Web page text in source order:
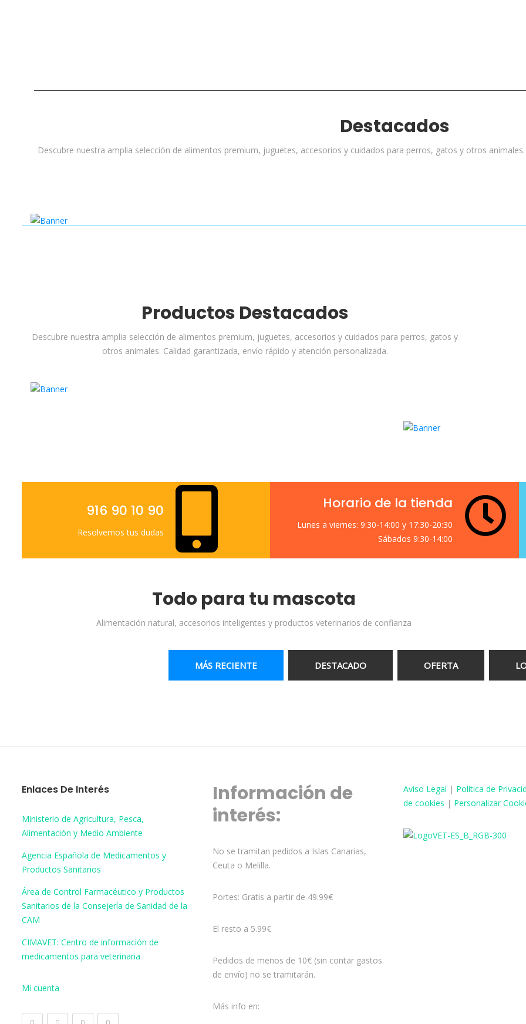
Destacados
Descubre nuestra amplia selección de alimentos premium, juguetes, accesorios y cuidados para perros, gatos y otros
Productos Destacados
Descubre nuestra amplia selección de alimentos premium, juguetes, accesorios y cuidados para perros, gatos y
otros animales. Calidad garantizada, envío rápido y atención personalizada.
916 90 10 90
Resolvemos tus dudas
Horario de la tienda
Lunes a viernes: 9:30-14:00 y 17:30-20:30
Sábados 9:30-14:00
Todo para tu mascota
Alimentación natural, accesorios inteligentes y productos veterinarios de confianza
MÁS RECIENTE DESTACADO OFERTA
Enlaces De Interés
Ministerio de Agricultura, Pesca,
Alimentación y Medio Ambiente
Agencia Española de Medicamentos y
Productos Sanitarios
Área de Control Farmacéutico y Productos
Sanitarios de la Consejería de Sanidad de la
CAM
CIMAVET: Centro de información de
medicamentos para veterinaria
Mi cuenta
Información de
interés:
No se tramitan pedidos a Islas Canarias,
Ceuta o Melilla.
Portes: Gratis a partir de 49.99€
El resto a 5.99€
Pedidos de menos de 10€ (sin contar gastos
de envío) no se tramitarán.
Más info en:
Aviso Legal | Política de
de cookies | Personalizar